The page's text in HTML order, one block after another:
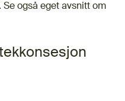
også eget avsnitt om